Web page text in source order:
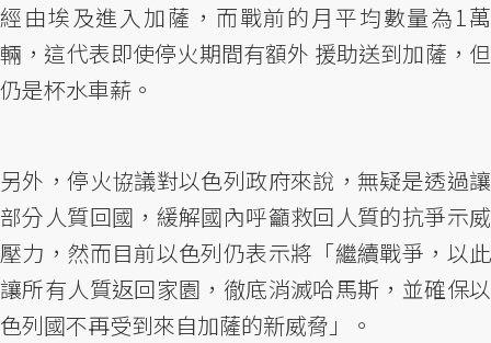
經由埃及進入加薩，而戰前的月平均數量為1萬
輛，這代表即使停火期間有額外 援助送到加薩，但
仍是杯水車薪。
另外，停火協議對以色列政府來說，無疑是透過讓
部分人質回國，緩解國內呼籲救回人質的抗爭示威
壓力，然而目前以色列仍表示將「繼續戰爭，以此
讓所有人質返回家園，徹底消滅哈馬斯，並確保以
色列國不再受到來自加薩的新威脅」。